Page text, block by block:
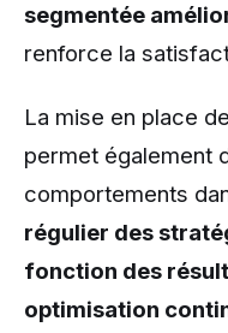
segmentée
renforce la
La mise en place
permet également
comportements
régulier des
fonction des
optimisation